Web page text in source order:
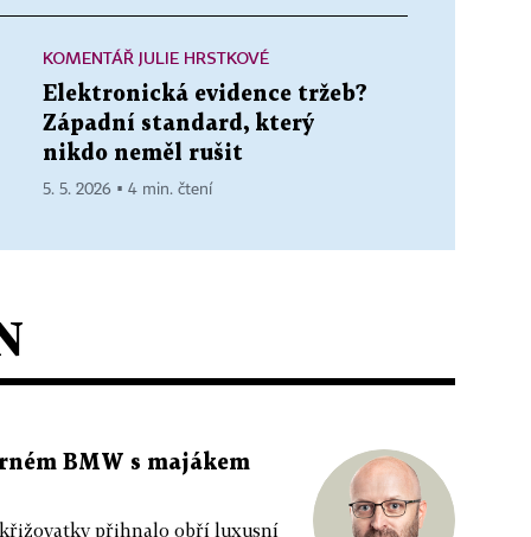
KOMENTÁŘ JULIE HRSTKOVÉ
Elektronická evidence tržeb?
Západní standard, který
nikdo neměl rušit
5. 5. 2026 ▪ 4 min. čtení
BMW s majákem
křižovatky přihnalo obří luxusní